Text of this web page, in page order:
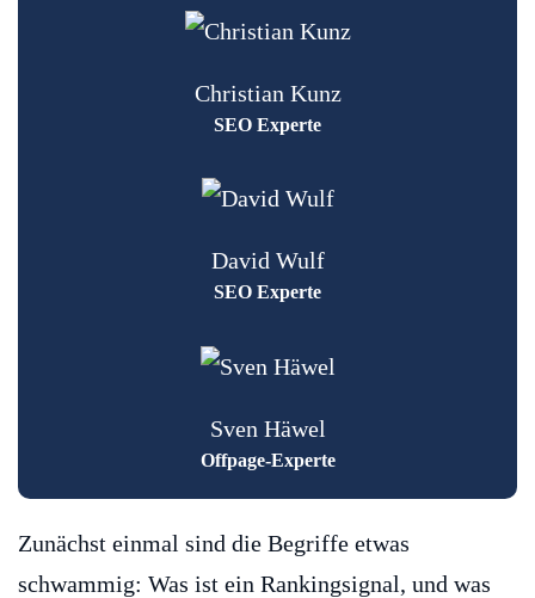
Christian Kunz
SEO Experte
David Wulf
SEO Experte
Sven Häwel
Offpage-Experte
Zunächst einmal sind die Begriffe etwas
schwammig: Was ist ein Rankingsignal, und was